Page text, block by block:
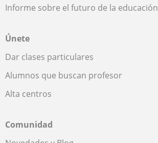
Informe sobre el futuro de la educación
Únete
Dar clases particulares
Alumnos que buscan profesor
Alta centros
Comunidad